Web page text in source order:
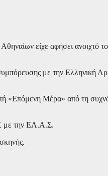
είχε αφήσει ανοιχτό
με την Ελληνική
«Επόμενη Μέρα» από τη
με την ΕΛ.Α.Σ.